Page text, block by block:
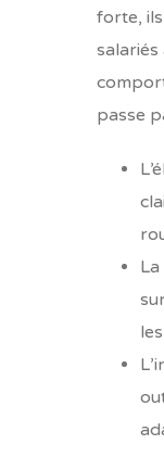
forte,
passe